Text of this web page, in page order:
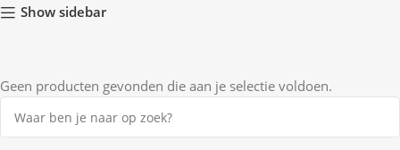
Show sidebar
Geen producten gevonden die aan je selectie voldoen.